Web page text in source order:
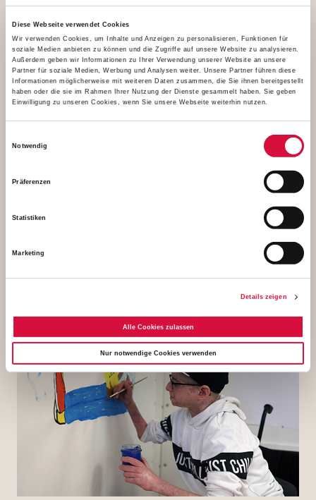
Diese Webseite verwendet Cookies
Wir verwenden Cookies, um Inhalte und Anzeigen zu personalisieren, Funktionen für
soziale Medien anbieten zu können und die Zugriffe auf unsere Website zu analysieren.
Außerdem geben wir Informationen zu Ihrer Verwendung unserer Website an unsere
Partner für soziale Medien, Werbung und Analysen weiter. Unsere Partner führen diese
Informationen möglicherweise mit weiteren Daten zusammen, die Sie ihnen bereitgestellt
haben oder die sie im Rahmen Ihrer Nutzung der Dienste gesammelt haben. Sie geben
Einwilligung zu unseren Cookies, wenn Sie unsere Webseite weiterhin nutzen.
Notwendig
Präferenzen
Statistiken
Marketing
Details zeigen
Alle Cookies zulassen
Nur notwendige Cookies verwenden
Das Caritas-Kinderhospiz-
Zentrums LEO in Berlin
Regelmäßig besucht Luca das Caritas-Kinder-Kinderhospiz-
Zentrum. (Foto: M. Nowak)